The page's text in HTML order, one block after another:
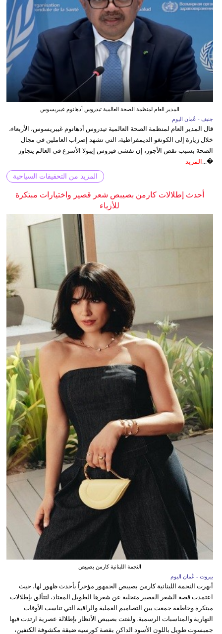
المدير العام لمنظمة الصحة العالمية تيدروس أدهانوم غيبريسوس
جنيف - عُمان اليوم
قال المدير العام لمنظمة الصحة العالمية تيدروس أدهانوم غيبريسوس، الأربعاء،
خلال زيارة إلى الكونغو الديمقراطية، التي تشهد إضراب العاملين في مجال
الصحة بسبب نقص الأجور، إن تفشي فيروس إيبولا الأسرع في العالم يتجاوز
�... المزيد
المزيد من التحقيقات السياحية
أحدث إطلالات كارمن بصيبص شعر قصير واختيارات مبتكرة
للأزياء
النجمة اللبنانية كارمن بصيبص
بيروت - عُمان اليوم
أبهرت النجمة اللبنانية كارمن بصيبص الجمهور مؤخراً بأحدث ظهور لها، حيث
اعتمدت قصة الشعر القصير متخلية عن شعرها الطويل المعتاد، لتتألق بإطلالات
مبتكرة وخاطفة جمعت بين التصاميم العملية والراقية التي تناسب الأوقات
النهارية والمناسبات الرسمية. ولفتت بصيبص الأنظار بإطلالة عصرية ارتدت فيها
جمبسوت طويل باللون الأسود الداكن بقصة كورسيه ضيقة مكشوفة الكتفين،